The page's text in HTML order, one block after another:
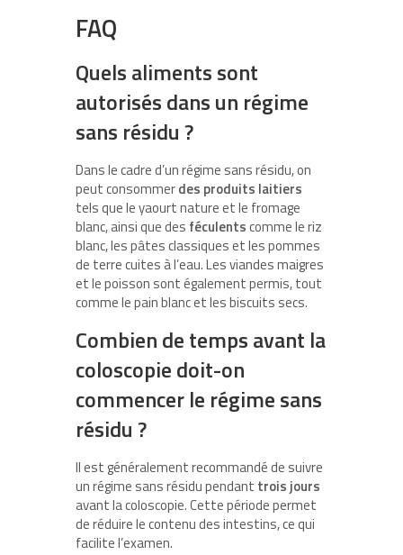
FAQ
Quels aliments sont
autorisés dans un régime
sans résidu ?
Dans le cadre d’un régime sans résidu, on
peut consommerdes produits laitiers
tels que le yaourt nature et le fromage
blanc, ainsi que des féculentscomme le riz
blanc, les pâtes classiques et les pommes
de terre cuites à l’eau. Les viandes maigres
et le poisson sont également permis, tout
comme le pain blanc et les biscuits secs.
Combien de temps avant la
coloscopie doit-on
commencer le régime sans
résidu ?
Il est généralement recommandé de suivre
un régime sans résidu pendant trois jours
avant la coloscopie. Cette période permet
de réduire le contenu des intestins, ce qui
facilite l’examen.